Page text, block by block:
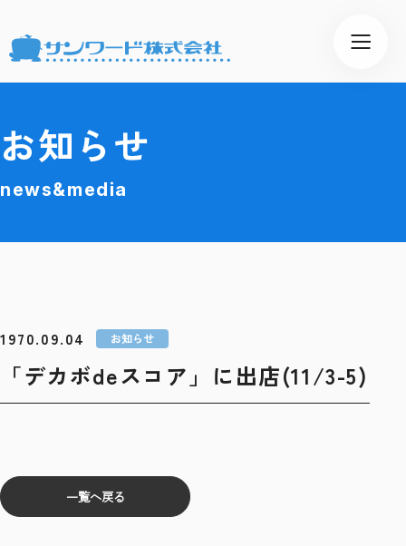
お知らせ
news&media
1970.09.04 お知らせ
「デカボdeスコア」に出店(11/3-5)
一覧へ戻る